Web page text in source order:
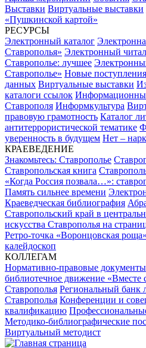
Выставки Виртуальные выставки
«Пушкинской картой»
РЕСУРСЫ
Электронный каталог
Ставрополья» Электронный
Ставрополье: лучшее
Ставрополье» Новые поступления
данных Виртуальные выставки
каталоги ссылок
Ставрополя Информкультура
правовую грамотность Каталог
антитеррористической тематике
уверенность в будущем Нет –
КРАЕВЕДЕНИЕ
Знакомьтесь: Ставрополье
Ставропольская книга
«Когда Россия позвала…»:
Память сильнее времени
Краеведческая библиография
Ставропольский край в
искусства Ставрополья на
Ретро-точка «Воронцовская роща»
калейдоскоп
КОЛЛЕГАМ
Нормативно-правовые документы
библиотечное движение «Вместе
Ставрополья Региональный банк
Ставрополья Конференции и
квалификацию
Методико-библиографические
Виртуальный методист